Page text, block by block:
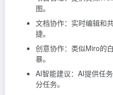
图。
文档协作：实时编辑和
捷。
创意协作：类似Miro的
暴。
AI智能建议：AI提供任
分任务。